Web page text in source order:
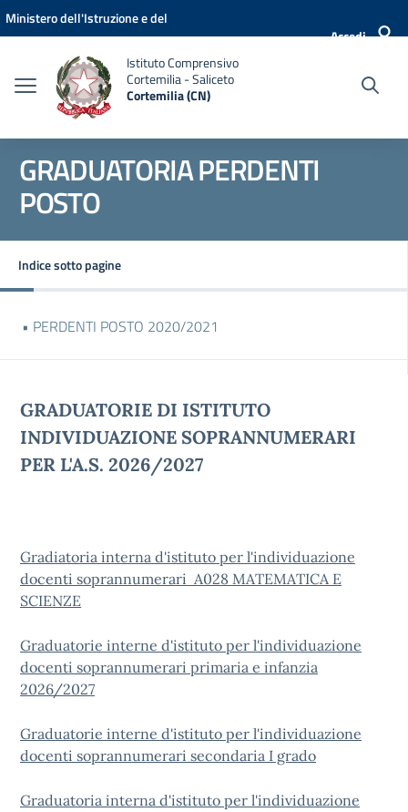
Vai ai contenuti
Vai al menu di navigazione
Vai al footer
Ministero dell'Istruzione e del
Accedi
Istituto Comprensivo
Cortemilia - Saliceto
Cortemilia (CN)
GRADUATORIA PERDENTI
POSTO
Indice sotto pagine
• PERDENTI POSTO 2020/2021
GRADUATORIE DI ISTITUTO
INDIVIDUAZIONE SOPRANNUMERARI
PER L'A.S. 2026/2027
Gradiatoria interna d'istituto per l'individuazione
docenti soprannumerari A028 MATEMATICA E
SCIENZE
Graduatorie interne d'istituto per l'individuazione
docenti soprannumerari primaria e infanzia
2026/2027
Graduatorie interne d'istituto per l'individuazione
docenti soprannumerari secondaria I grado
Graduatoria interna d'istituto per l'individuazione